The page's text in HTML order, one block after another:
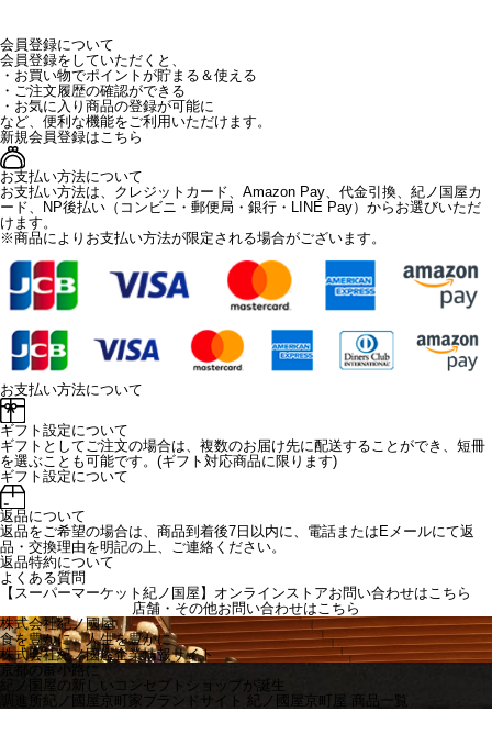
会員登録について
会員登録をしていただくと、
・お買い物でポイントが貯まる＆使える
・ご注文履歴の確認ができる
・お気に入り商品の登録が可能に
など、便利な機能をご利用いただけます。
新規会員登録はこちら
お支払い方法について
お支払い方法は、クレジットカード、Amazon Pay、代金引換、紀ノ国屋カ
ード、NP後払い（コンビニ・郵便局・銀行・LINE Pay）からお選びいただ
けます。
※商品によりお支払い方法が限定される場合がございます。
お支払い方法について
ギフト設定について
ギフトとしてご注文の場合は、複数のお届け先に配送することができ、短冊
を選ぶことも可能です。(ギフト対応商品に限ります)
ギフト設定について
返品について
返品をご希望の場合は、商品到着後7日以内に、電話またはEメールにて返
品・交換理由を明記の上、ご連絡ください。
返品特約について
よくある質問
【スーパーマーケット紀ノ国屋】オンラインストアお問い合わせはこちら
店舗・その他お問い合わせはこちら
株式会社紀ノ國屋
食を豊かに、人生を豊かに
株式会社紀ノ國屋企業情報サイト
京都の富小路に
紀ノ国屋の新しいコンセプトショップが誕生
調進所紀ノ國屋京町家ブランドサイト 紀ノ國屋京町屋 商品一覧